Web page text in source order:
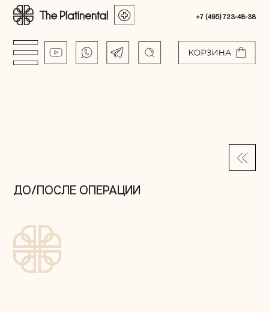
+7 (495) 723-48-38
ДО/ПОСЛЕ ОПЕРАЦИИ